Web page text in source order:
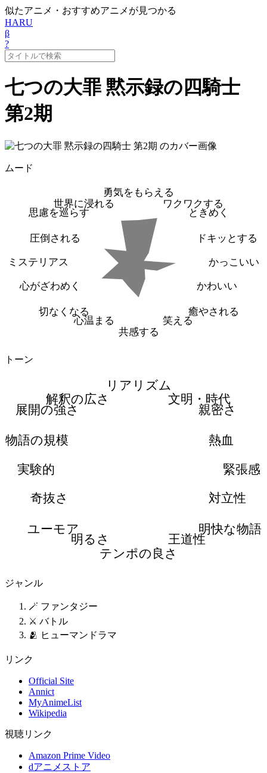
似たアニメ・おすすめアニメが見つかる
HARU
β
?
七つの大罪 黙示録の四騎士
第2期
ムード
勇気をもらえる
ワクワクする
ときめく
ドキッとする
かっこいい
かわいい
癒やされる
笑える
共感する
心温まる
切なくなる
心がざわめく
ミステリアス
圧倒される
思慮を巡らす
世界に浸れる
トーン
リアリズム
文明・時代
親密さ
熱血
緊張感
対立性
明快な物語
王道性
テンポの良さ
明るさ
ユーモア
奇抜さ
実験的
物語の規模
展開の強さ
解釈の広さ
ジャンル
🪄 ファンタジー
⚔️ バトル
🫂 ヒューマンドラマ
リンク
Official Site
Annict
MyAnimeList
Wikipedia
視聴リンク
Amazon Prime Video
dアニメストア